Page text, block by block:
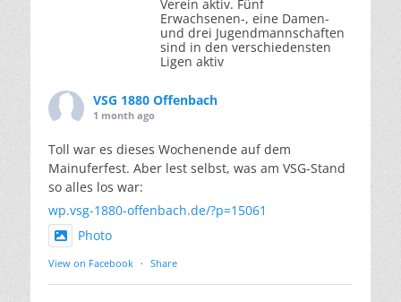
Verein aktiv. Fünf
Erwachsenen-, eine Damen-
und drei Jugendmannschaften
sind in den verschiedensten
Ligen aktiv
VSG 1880 Offenbach
1 month ago
Toll war es dieses Wochenende auf dem
Mainuferfest. Aber lest selbst, was am VSG-Stand
so alles los war:
wp.vsg-1880-offenbach.de/?p=15061
Photo
View on Facebook · Share